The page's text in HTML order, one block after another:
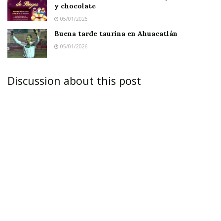
eventos patrocinados solo por las cerveceras.
Notas Relacionadas
Ahuacatlán celebrá el día de Reyes con rosca y
Buena tarde taurina en Ahuacatlán
y chocolate
05/01/2026
Buena tarde taurina en Ahuacatlán
05/01/2026
Discussion about this post